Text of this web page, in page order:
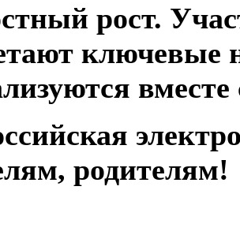
рост.
ключевые
родителям!